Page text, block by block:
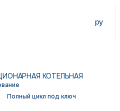
ру
КОТЕЛЬНАЯ
Полный цикл под ключ